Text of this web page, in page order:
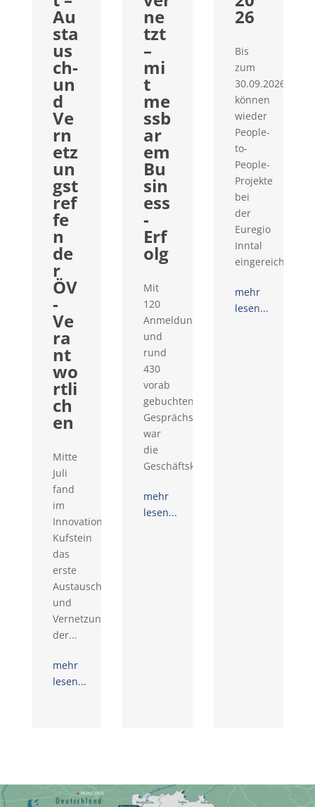
Au
sta
us
ch-
un
d
Ve
rn
etz
un
gst
ref
fe
n
de
r
ÖV
-
Ve
ra
nt
wo
rtli
ch
en
Mitte
Juli
fand
im
Innovationsraum
Kufstein
das
erste
Austausch-
und
Vernetzungstreffen
der...
mehr
lesen...
ne
tzt
–
mi
t
me
ssb
ar
em
Bu
sin
ess
-
Erf
olg
Mit
120
Anmeldungen
und
rund
430
vorab
gebuchten
Gesprächswünschen
war
die
Geschäftskontaktemesse...
mehr
lesen...
26
Bis
zum
30.09.2026
können
wieder
People-
to-
People-
Projekte
bei
der
Euregio
Inntal
eingereicht...
mehr
lesen...